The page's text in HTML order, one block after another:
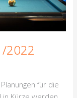
2022
für die